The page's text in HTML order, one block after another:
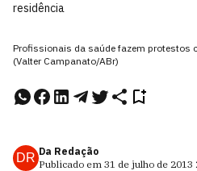
residência
Profissionais da saúde fazem protestos
(Valter Campanato/ABr)
DR Da Redação
Publicado em 31 de julho de 2013